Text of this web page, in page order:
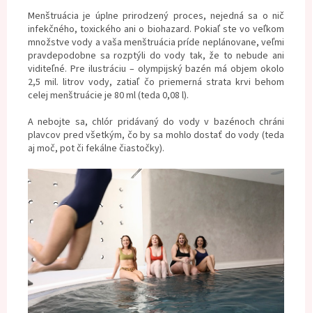
Menštruácia je úplne prirodzený proces, nejedná sa o nič
infekčného, toxického ani o biohazard. Pokiaľ ste vo veľkom
množstve vody a vaša menštruácia príde neplánovane, veľmi
pravdepodobne sa rozptýli do vody tak, že to nebude ani
viditeľné. Pre ilustráciu – olympijský bazén má objem okolo
2,5 mil. litrov vody, zatiaľ čo priemerná strata krvi behom
celej menštruácie je 80 ml (teda 0,08 l).
A nebojte sa, chlór pridávaný do vody v bazénoch chráni
plavcov pred všetkým, čo by sa mohlo dostať do vody (teda
aj moč, pot či fekálne čiastočky).